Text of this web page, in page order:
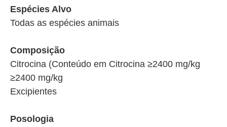
Espécies Alvo
Todas as espécies animais
Composição
Citrocina (Conteúdo em Citrocina ≥2400 mg/kg
≥2400 mg/kg
Excipientes
Posologia